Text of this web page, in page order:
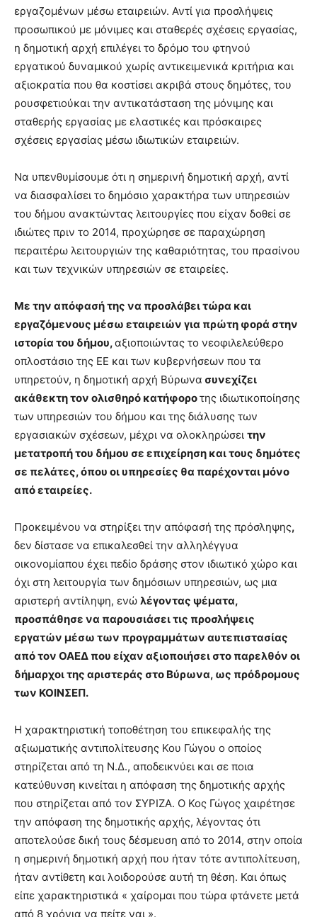
εργαζομένων μέσω εταιρειών. Αντί για προσλήψεις
προσωπικού με μόνιμες και σταθερές σχέσεις εργασίας,
η δημοτική αρχή επιλέγει το δρόμο του φτηνού
εργατικού δυναμικού χωρίς αντικειμενικά κριτήρια και
αξιοκρατία που θα κοστίσει ακριβά στους δημότες, του
ρουσφετιούκαι την αντικατάσταση της μόνιμης και
σταθερής εργασίας με ελαστικές και πρόσκαιρες
σχέσεις εργασίας μέσω ιδιωτικών εταιρειών.
Να υπενθυμίσουμε ότι η σημερινή δημοτική αρχή, αντί
να διασφαλίσει το δημόσιο χαρακτήρα των υπηρεσιών
του δήμου ανακτώντας λειτουργίες που είχαν δοθεί σε
ιδιώτες πριν το 2014, προχώρησε σε παραχώρηση
περαιτέρω λειτουργιών της καθαριότητας, του πρασίνου
και των τεχνικών υπηρεσιών σε εταιρείες.
Με την απόφασή της να προσλάβει τώρα και
εργαζόμενους μέσω εταιρειών για πρώτη φορά στην
ιστορία του δήμου,αξιοποιώντας το νεοφιλελεύθερο
οπλοστάσιο της ΕΕ και των κυβερνήσεων που τα
υπηρετούν, η δημοτική αρχή Βύρωνα συνεχίζει
ακάθεκτη τον ολισθηρό κατήφοροτης ιδιωτικοποίησης
των υπηρεσιών του δήμου και της διάλυσης των
εργασιακών σχέσεων, μέχρι να ολοκληρώσει την
μετατροπή του δήμου σε επιχείρηση και τους δημότες
σε πελάτες, όπου οι υπηρεσίες θα παρέχονται μόνο
από εταιρείες.
Προκειμένου να στηρίξει την απόφασή της πρόσληψης,
δεν δίστασε να επικαλεσθεί την αλληλέγγυα
οικονομίαπου έχει πεδίο δράσης στον ιδιωτικό χώρο και
όχι στη λειτουργία των δημόσιων υπηρεσιών, ως μια
αριστερή αντίληψη, ενώ λέγοντας ψέματα,
προσπάθησε να παρουσιάσει τις προσλήψεις
εργατών μέσω των προγραμμάτων αυτεπιστασίας
από τον ΟΑΕΔ που είχαν αξιοποιήσει στο παρελθόν οι
δήμαρχοι της αριστεράς στο Βύρωνα, ως πρόδρομους
των ΚΟΙΝΣΕΠ.
Η χαρακτηριστική τοποθέτηση του επικεφαλής της
αξιωματικής αντιπολίτευσης Κου Γώγου ο οποίος
στηρίζεται από τη Ν.Δ., αποδεικνύει και σε ποια
κατεύθυνση κινείται η απόφαση της δημοτικής αρχής
που στηρίζεται από τον ΣΥΡΙΖΑ. Ο Κος Γώγος χαιρέτησε
την απόφαση της δημοτικής αρχής, λέγοντας ότι
αποτελούσε δική τους δέσμευση από το 2014, στην οποία
η σημερινή δημοτική αρχή που ήταν τότε αντιπολίτευση,
ήταν αντίθετη και λοιδορούσε αυτή τη θέση. Και όπως
είπε χαρακτηριστικά « χαίρομαι που τώρα φτάνετε μετά
από 8 χρόνια να πείτε ναι ».